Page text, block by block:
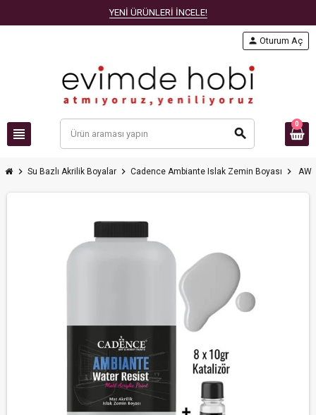
YENİ ÜRÜNLERİ İNCELE!
view_headline search
person Oturum Aç
0
chevron_right Su Bazlı Akrilik Boyalar chevron_right Cadence Ambiante Islak Zemin Boyası chevron_right